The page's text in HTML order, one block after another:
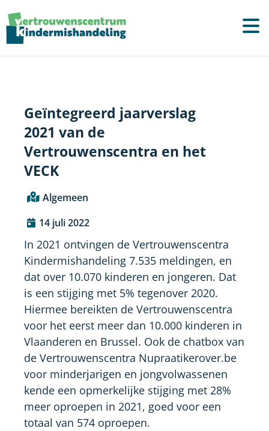
Geïntegreerd jaarverslag
2021 van de
Vertrouwenscentra en het
VECK
Algemeen
14 juli 2022
In 2021 ontvingen de Vertrouwenscentra
Kindermishandeling 7.535 meldingen, en
dat over 10.070 kinderen en jongeren. Dat
is een stijging met 5% tegenover 2020.
Hiermee bereikten de Vertrouwenscentra
voor het eerst meer dan 10.000 kinderen in
Vlaanderen en Brussel. Ook de chatbox van
de Vertrouwenscentra Nupraatikerover.be
voor minderjarigen en jongvolwassenen
kende een opmerkelijke stijging met 28%
meer oproepen in 2021, goed voor een
totaal van 574 oproepen.